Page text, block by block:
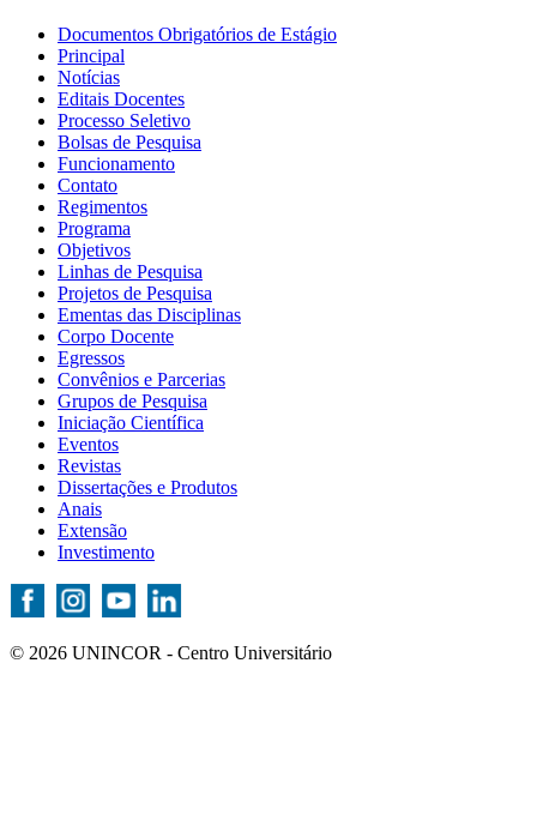
Documentos Obrigatórios de Estágio
Principal
Notícias
Editais Docentes
Processo Seletivo
Bolsas de Pesquisa
Funcionamento
Contato
Regimentos
Programa
Objetivos
Linhas de Pesquisa
Projetos de Pesquisa
Ementas das Disciplinas
Corpo Docente
Egressos
Convênios e Parcerias
Grupos de Pesquisa
Iniciação Científica
Eventos
Revistas
Dissertações e Produtos
Anais
Extensão
Investimento
© 2026 UNINCOR - Centro Universitário